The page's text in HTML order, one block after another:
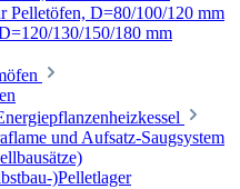
Pelletöfen, D=80/100/120 mm
130/150/180 mm
und Aufsatz-Saugsystem
)Pelletlager